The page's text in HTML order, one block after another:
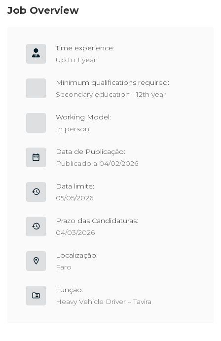
Job Overview
Time experience:
Up to 1 year
Minimum qualifications required:
Secondary education - 12th year
Working Model:
In person
Data de Publicação:
Publicado a 04/02/2026
Data limite:
05/05/2026
Prazo das Candidaturas:
04/03/2026
Localização:
Faro
Função:
Heavy Vehicle Driver – Tavira